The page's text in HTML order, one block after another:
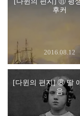
후커
2016.08.12
[다윈의 편지] ⑧ 딸
음